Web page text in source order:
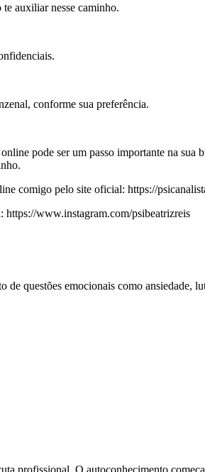
te auxiliar nesse caminho.
conforme sua preferência.
pode ser um passo importante na
comigo pelo site oficial: https://
https://www.instagram.com/psibeatrizreis
questões emocionais como ansiedade,